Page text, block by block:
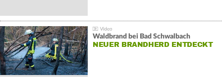
Waldbrand bei Bad Schwalbach
NEUER BRANDHERD ENTDECKT